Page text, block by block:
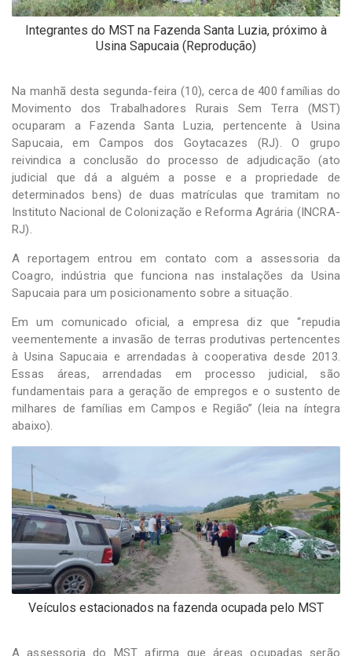
Integrantes do MST na Fazenda Santa Luzia, próximo à
Usina Sapucaia (Reprodução)
Na manhã desta segunda-feira (10), cerca de 400 famílias do
Movimento dos Trabalhadores Rurais Sem Terra (MST)
ocuparam a Fazenda Santa Luzia, pertencente à Usina
Sapucaia, em Campos dos Goytacazes (RJ). O grupo
reivindica a conclusão do processo de adjudicação (ato
judicial que dá a alguém a posse e a propriedade de
determinados bens) de duas matrículas que tramitam no
Instituto Nacional de Colonização e Reforma Agrária (INCRA-
RJ).
A reportagem entrou em contato com a assessoria da
Coagro, indústria que funciona nas instalações da Usina
Sapucaia para um posicionamento sobre a situação.
Em um comunicado oficial, a empresa diz que “repudia
veementemente a invasão de terras produtivas pertencentes
à Usina Sapucaia e arrendadas à cooperativa desde 2013.
Essas áreas, arrendadas em processo judicial, são
fundamentais para a geração de empregos e o sustento de
milhares de famílias em Campos e Região” (leia na íntegra
abaixo).
Veículos estacionados na fazenda ocupada pelo MST
A assessoria do MST afirma que áreas ocupadas serão